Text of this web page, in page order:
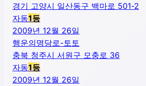
경기 고양시 일산동구 백마로 501-2
자동1등
2009년 12월 26일
행운의명당로-토토
충북 청주시 서원구 모충로 36
자동1등
2009년 12월 26일